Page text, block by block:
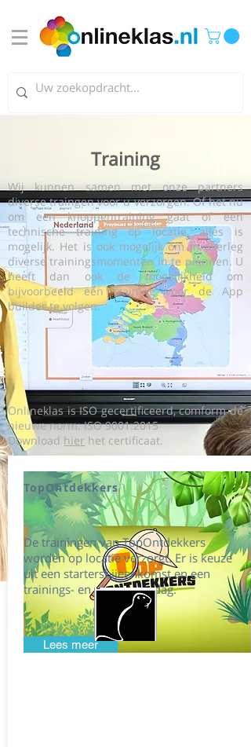
Training
Wij kunnen samen met onze partners
diverse traingen voor u verzorgen. Of het nu
om een knoppentraining gaat of een
technische training op locatie, alles is
mogelijk. Het is ook mogelijk om in overleg
diverse trainingsmomenten in te plannen. U
heeft dan ook de mogelijkheid om
bijvoorbeeld een training voor de App
builder te volgen.
Onlineklas is ISO gecertificeerd, comform de
nieuwe norm: ISO 9001:2015
Download hier het certificaat.
TopOntdekkers
De trainingen van TopOntdekkers
worden op locatie verzorgt. Er is keuze
uit een startersbijeenkomst en een
trainings- en observatie dag.
Lees meer